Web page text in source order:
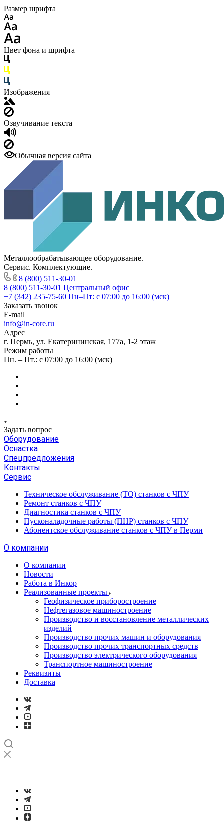
Размер шрифта
Цвет фона и шрифта
Изображения
Озвучивание текста
Обычная версия сайта
Металлообрабатывающее оборудование.
Сервис. Комплектующие.
8 (800) 511-30-01
8 (800) 511-30-01 Центральный офис
+7 (342) 235-75-60 Пн–Пт: с 07:00 до 16:00 (мск)
Заказать звонок
E-mail
info@in-core.ru
Адрес
г. Пермь, ул. ​Екатерининская, 177а, ​1-2 этаж
Режим работы
Пн. – Пт.: с 07:00 до 16:00 (мск)
Задать вопрос
Оборудование
Оснастка
Спецпредложения
Контакты
Сервис
Техническое обслуживание (ТО) станков с ЧПУ
Ремонт станков с ЧПУ
Диагностика станков с ЧПУ
Пусконаладочные работы (ПНР) станков с ЧПУ
Абонентское обслуживание станков с ЧПУ в Перми
О компании
О компании
Новости
Работа в Инкор
Реализованные проекты
Геофизическое приборостроение
Нефтегазовое машиностроение
Производство и восстановление металлических
изделий
Производство прочих машин и оборудования
Производство прочих транспортных средств
Производство электрического оборудования
Транспортное машиностроение
Реквизиты
Доставка